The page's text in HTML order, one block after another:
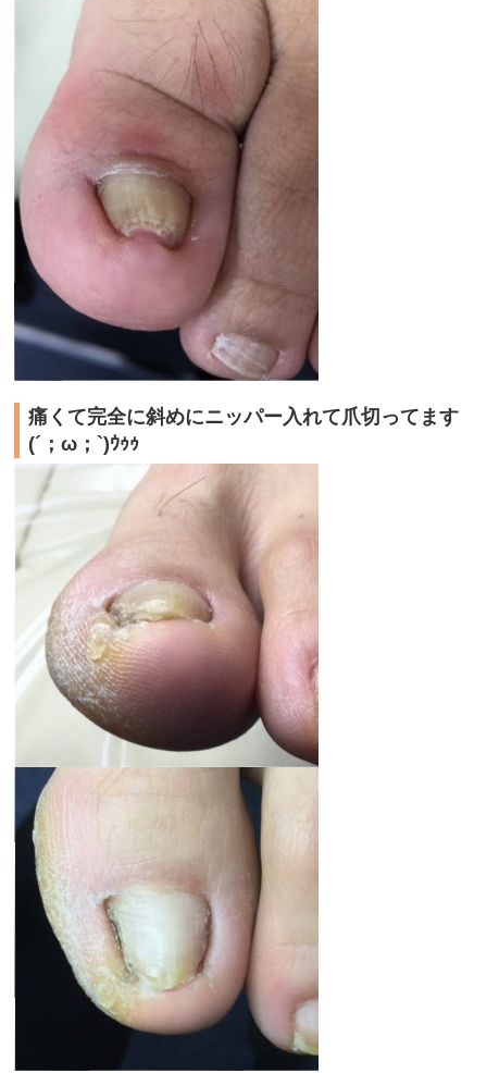
痛くて完全に斜めにニッパー入れて爪切ってます
(´；ω；`)ｳｩｩ